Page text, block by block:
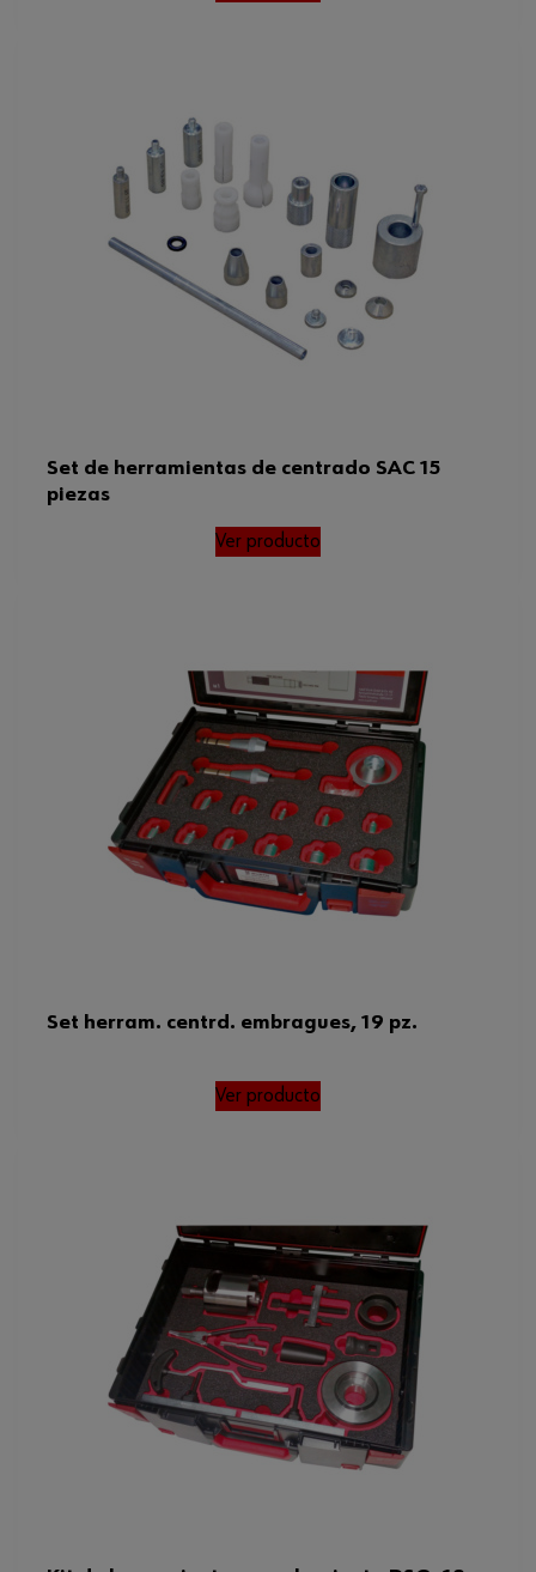
Set de herramientas de centrado SAC 15
piezas
Ver producto
Set herram. centrd. embragues, 19 pz.
Ver producto